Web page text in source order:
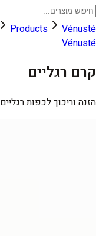
Products
Vénusté
Vénusté
קרם רגליים
הזנה וריכוך לכפות